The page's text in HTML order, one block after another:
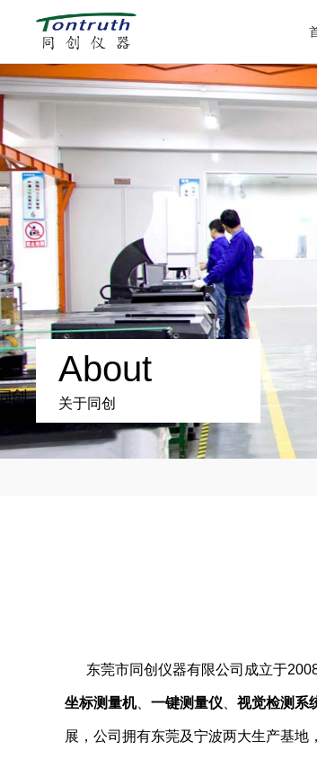
About
关于同创
东莞市同创仪器有限公司成立于
坐标测量机、 一键测量仪 视觉检测系
展，公司拥有东莞及宁波两大生产基地